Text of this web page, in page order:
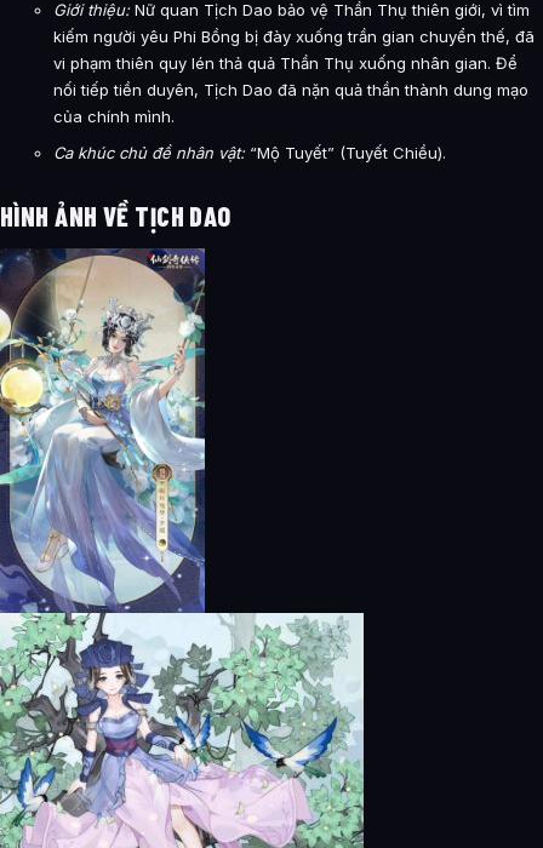
Giới thiệu:Nữ quan Tịch Dao bảo vệ Thần Thụ thiên giới, vì tìm
kiếm người yêu Phi Bồng bị đày xuống trần gian chuyển thế, đã
vi phạm thiên quy lén thả quả Thần Thụ xuống nhân gian. Để
nối tiếp tiền duyên, Tịch Dao đã nặn quả thần thành dung mạo
của chính mình.
Ca khúc chủ đề nhân vật:“Mộ Tuyết” (Tuyết Chiều).
HÌNH ẢNH VỀ TỊCH DAO